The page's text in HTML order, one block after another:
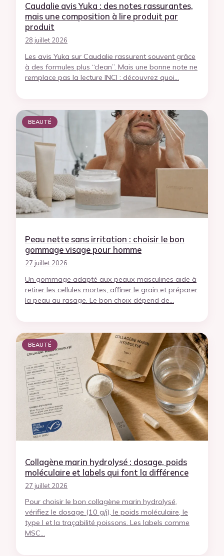
Caudalie avis Yuka : des notes rassurantes,
mais une composition à lire produit par
produit
28 juillet 2026
Les avis Yuka sur Caudalie rassurent souvent grâce
à des formules plus “clean”. Mais une bonne note ne
remplace pas la lecture INCI : découvrez quoi…
BEAUTÉ
Peau nette sans irritation : choisir le bon
gommage visage pour homme
27 juillet 2026
Un gommage adapté aux peaux masculines aide à
retirer les cellules mortes, affiner le grain et préparer
la peau au rasage. Le bon choix dépend de…
BEAUTÉ
Collagène marin hydrolysé : dosage, poids
moléculaire et labels qui font la différence
27 juillet 2026
Pour choisir le bon collagène marin hydrolysé,
vérifiez le dosage (10 g/j), le poids moléculaire, le
type I et la traçabilité poissons. Les labels comme
MSC…